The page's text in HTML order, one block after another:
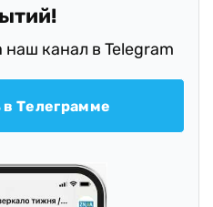
канал в Telegram
Телеграмме